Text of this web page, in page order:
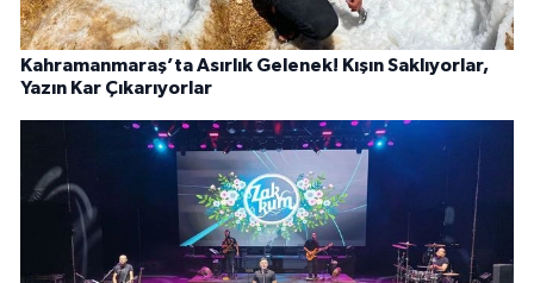
Kahramanmaraş’ta Asırlık Gelenek! Kışın Saklıyorlar,
Yazın Kar Çıkarıyorlar